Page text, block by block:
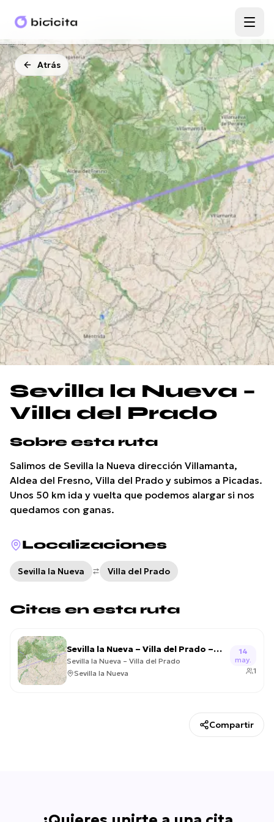
Atrás
Sevilla la Nueva –
Villa del Prado
Sobre esta ruta
Salimos de Sevilla la Nueva dirección Villamanta,
Aldea del Fresno, Villa del Prado y subimos a Picadas.
Unos 50 km ida y vuelta que podemos alargar si nos
quedamos con ganas.
Localizaciones
Sevilla la Nueva Villa del Prado
Citas en esta ruta
Sevilla la Nueva – Villa del Prado –
2026-05-14
Sevilla la Nueva – Villa del Prado
Sevilla la Nueva
14
may.
1
Compartir